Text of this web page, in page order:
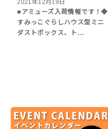
2021年12月19日
■アミューズ入荷情報です！◆
すみっこぐらしハウス型ミニ
ダストボックス、ト…